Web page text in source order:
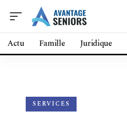
Actu Famille Juridique
SERVICES